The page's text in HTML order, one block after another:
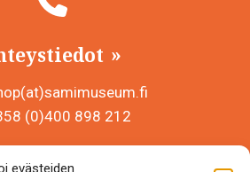
evästeiden
(0)400 898 212